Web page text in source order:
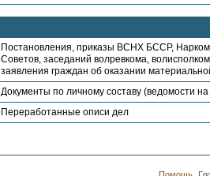
Постановления, приказы ВСНХ БССР,
Советов, заседаний волревкома,
заявления граждан об оказании
Документы по личному составу (ведомости
Переработанные описи дел